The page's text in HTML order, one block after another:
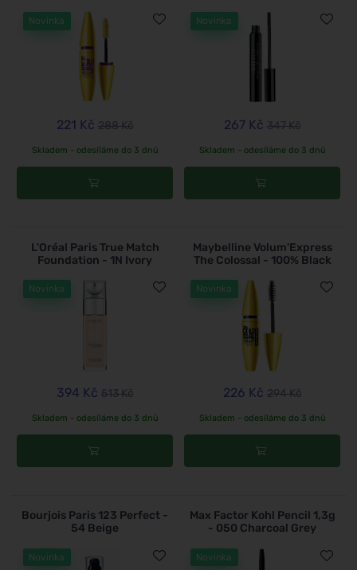
Novinka
221 Kč 288 Kč
Skladem - odesíláme do 3 dnů
Novinka
267 Kč 347 Kč
Skladem - odesíláme do 3 dnů
L'Oréal Paris True Match
Foundation - 1N Ivory
Novinka
394 Kč 513 Kč
Skladem - odesíláme do 3 dnů
Maybelline Volum'Express
The Colossal - 100% Black
Novinka
226 Kč 294 Kč
Skladem - odesíláme do 3 dnů
Bourjois Paris 123 Perfect -
54 Beige
Novinka
Max Factor Kohl Pencil 1,3g
- 050 Charcoal Grey
Novinka